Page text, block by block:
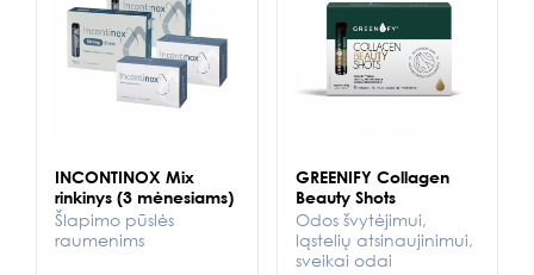
INCONTINOX Mix
rinkinys (3 mėnesiams)
Šlapimo pūslės
raumenims
GREENIFY Collagen
Beauty Shots
Odos švytėjimui,
ląstelių atsinaujinimui,
sveikai odai